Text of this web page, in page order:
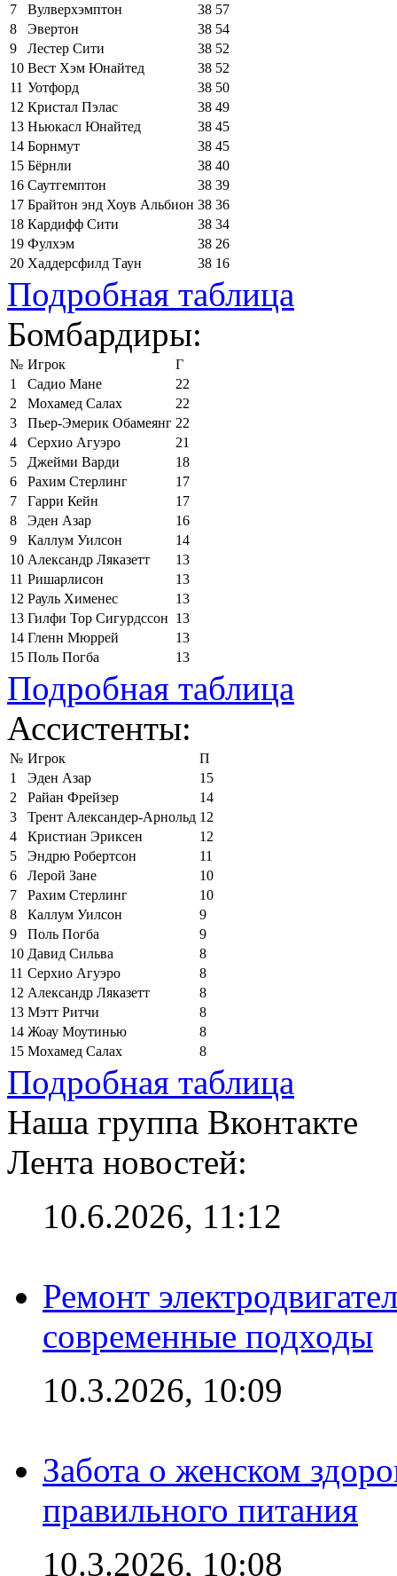
7
Вулверхэмптон 38 57
8
Эвертон 38 54
9
Лестер Сити 38 52
10 Вест Хэм Юнайтед 38 52
11 Уотфорд 38 50
12 Кристал Пэлас 38 49
13 Ньюкасл Юнайтед 38 45
14 Борнмут 38 45
15 Бёрнли 38 40
16 Саутгемптон 38 39
17 Брайтон энд Хоув Альбион 38 36
18 Кардифф Сити 38 34
19 Фулхэм 38 26
20 Хаддерсфилд Таун 38 16
Подробная таблица
Бомбардиры:
№ Игрок
Г
1
Садио Мане
22
2
Мохамед Салах
22
3
Пьер-Эмерик Обамеянг 22
4
Серхио Агуэро
21
5
Джейми Варди
18
6
Рахим Стерлинг
17
7
Гарри Кейн
17
8
Эден Азар
16
9
Каллум Уилсон
14
10 Александр Ляказетт
13
11 Ришарлисон
13
12 Рауль Хименес
13
13 Гилфи Тор Сигурдссон 13
14 Гленн Мюррей
13
15 Поль Погба 13
Подробная таблица
Ассистенты:
№ Игрок
П
1
Эден Азар
15
2
Райан Фрейзер
14
3
Трент Александер-Арнольд 12
4
Кристиан Эриксен
12
5
Эндрю Робертсон
11
6
Лерой Зане
10
7
Рахим Стерлинг
10
8
Каллум Уилсон
9
9
Поль Погба
9
10 Давид Сильва
8
11 Серхио Агуэро
8
12 Александр Ляказетт
8
13 Мэтт Ритчи
8
14 Жоау Моутинью
8
15 Мохамед Салах 8
Подробная таблица
Наша группа Вконтакте
Лента новостей:
10.6.2026, 11:12
Ремонт
современные подходы
10.3.2026, 10:09
Забота о женском
правильного питания
10.3.2026, 10:08